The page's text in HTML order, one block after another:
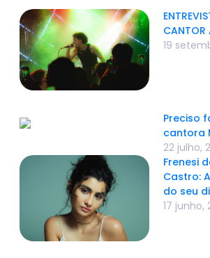
CANTOR
19
Preciso
cantora
22 julho,
Frenesi
Castro:
do seu
17 junho,